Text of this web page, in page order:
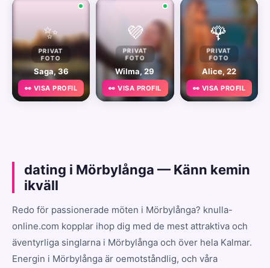
✨
PRIVAT
FOTO
Saga, 36
👀 VISA PROFIL
💜
PRIVAT
FOTO
Wilma, 29
👀 VISA PROFIL
🌹
PRIVAT
FOTO
Alice, 22
👀 VISA PROFIL
dating i Mörbylånga — Känn kemin
ikväll
Redo för passionerade möten i Mörbylånga? knulla-
online.com kopplar ihop dig med de mest attraktiva och
äventyrliga singlarna i Mörbylånga och över hela Kalmar.
Energin i Mörbylånga är oemotståndlig, och våra